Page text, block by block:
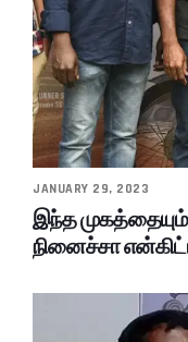
JANUARY 29, 2023
இந்த முகத்தையும்
நினைச்சா